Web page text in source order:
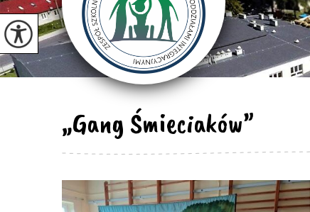
„Gang Śmieciaków”